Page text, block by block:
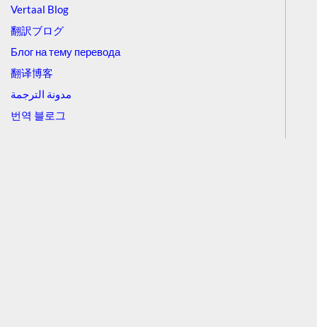
Vertaal Blog
翻訳ブログ
Блог на тему перевода
翻译博客
مدونة الترجمة
번역 블로그